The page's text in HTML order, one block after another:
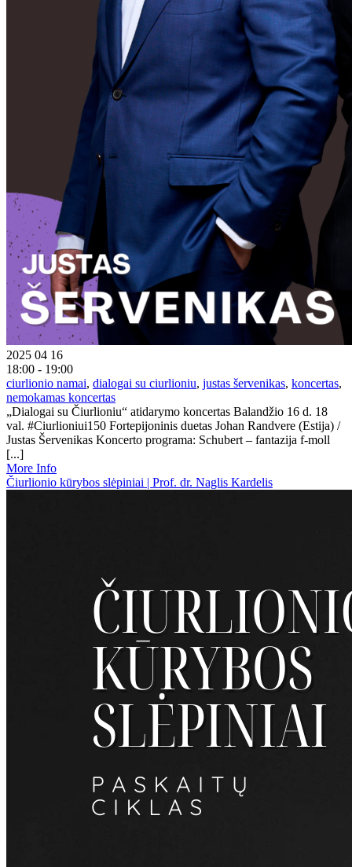
2025 04 16
18:00 - 19:00
ciurlionio namai, dialogai su ciurlioniu, justas šervenikas, koncertas,
nemokamas koncertas
„Dialogai su Čiurlioniu“ atidarymo koncertas Balandžio 16 d. 18
val. #Ciurlioniui150 Fortepijoninis duetas Johan Randvere (Estija) /
Justas Šervenikas Koncerto programa: Schubert – fantazija f-moll
[...]
More Info
Čiurlionio kūrybos slėpiniai | Prof. dr. Naglis Kardelis